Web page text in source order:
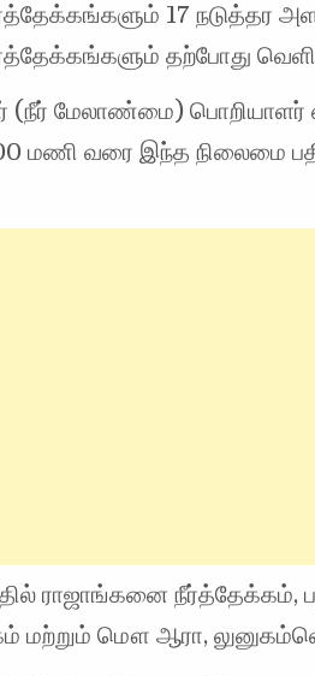
17 நடுத்தர
தற்போது
(நீர் மேலாண்மை) பொறியாளர்
மணி வரை இந்த நிலைமை
ராஜாங்கனை நீர்த்தேக்கம்,
மற்றும் மௌ ஆரா,